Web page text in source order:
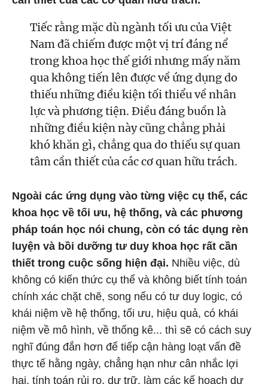
Tiếc rằng mặc dù ngành tối ưu của Việt
Nam đã chiếm được một vị trí đáng nể
trong khoa học thế giới nhưng mấy năm
qua không tiến lên được về ứng dụng do
thiếu những điều kiện tối thiểu về nhân
lực và phương tiện. Điều đáng buồn là
những điều kiện này cũng chẳng phải
khó khăn gì, chẳng qua do thiếu sự quan
tâm cần thiết của các cơ quan hữu trách.
Ngoài các ứng dụng vào từng việc cụ thể, các
khoa học về tối ưu, hệ thống, và các phương
pháp toán học nói chung, còn có tác dụng rèn
luyện và bồi dưỡng tư duy khoa học rất cần
thiết trong cuộc sống hiện đại. Nhiều việc, dù
không có kiến thức cụ thể và không biết tính toán
chính xác chặt chẽ, song nếu có tư duy logic, có
khái niệm về hệ thống, tối ưu, hiệu quả, có khái
niệm về mô hình, về thống kê... thì sẽ có cách suy
nghĩ đúng đắn hơn để tiếp cận hàng loạt vấn đề
thực tế hằng ngày, chẳng hạn như cân nhắc lợi
hại, tính toán rủi ro, dự trữ, làm các kế hoạch dự